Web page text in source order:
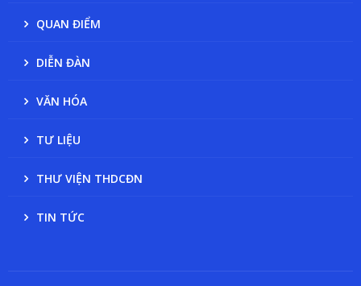
QUAN ĐIỂM
DIỄN ĐÀN
VĂN HÓA
TƯ LIỆU
THƯ VIỆN THDCĐN
TIN TỨC